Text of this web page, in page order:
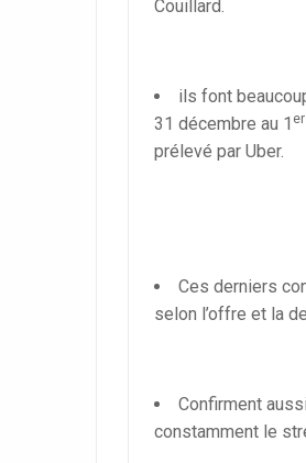
Couillard.
ils font
31 décembre au 1 er
prélevé par Uber.
Ces derniers
selon l’offre et la
Confirment
constamment le